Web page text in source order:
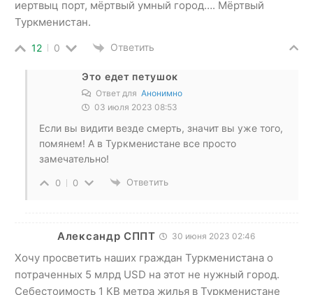
иертвыц порт, мёртвый умный город…. Мёртвый
Туркменистан.
12 0 Ответить
Это едет петушок
Ответ для Анонимно
03 июля 2023 08:53
Если вы видити везде смерть, значит вы уже того,
помянем! А в Туркменистане все просто
замечательно!
0 0 Ответить
Александр СППТ 30 июня 2023 02:46
Хочу просветить наших граждан Туркменистана о
потраченных 5 млрд USD на этот не нужный город.
Себестоимость 1 КВ метра жилья в Туркменистане